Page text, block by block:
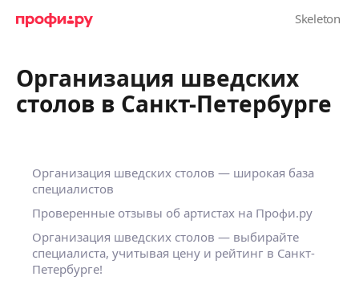
Организация шведских
столов в Санкт-Петербурге
Организация шведских столов — широкая база
специалистов
Проверенные отзывы об артистах на Профи.ру
Организация шведских столов — выбирайте
специалиста, учитывая цену и рейтинг в Санкт-
Петербурге!